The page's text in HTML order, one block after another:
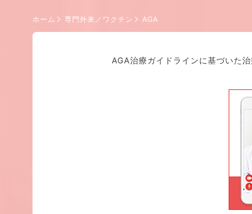
ホーム 専門外来／ワクチン AGA
AGA治療ガイドラインに基づいた